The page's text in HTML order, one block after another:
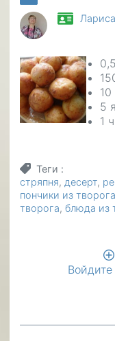
5
1
Теги
стряпня десерт
пончики из творога
творога блюда из
Войдите